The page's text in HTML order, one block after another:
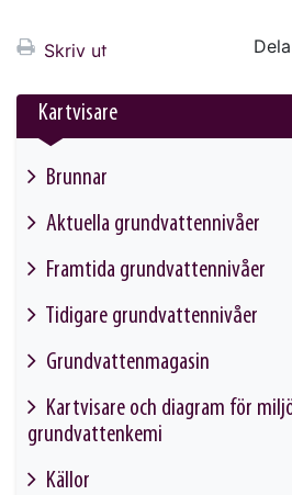
Skriv ut
Kartvisare
Brunnar
Aktuella grundvattennivåer
Framtida grundvattennivåer
Tidigare grundvattennivåer
Grundvattenmagasin
Kartvisare och diagram för
grundvattenkemi
Källor